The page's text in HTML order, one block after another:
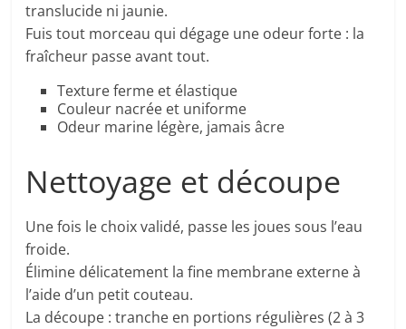
translucide ni jaunie.
Fuis tout morceau qui dégage une odeur forte : la
fraîcheur passe avant tout.
Texture ferme et élastique
Couleur nacrée et uniforme
Odeur marine légère, jamais âcre
Nettoyage et découpe
Une fois le choix validé, passe les joues sous l’eau
froide.
Élimine délicatement la fine membrane externe à
l’aide d’un petit couteau.
La découpe : tranche en portions régulières (2 à 3